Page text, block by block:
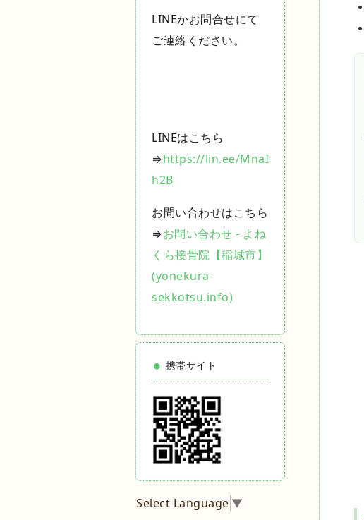
LINEかお問合せにて
ご連絡ください。
LINEはこちら
⇒https://lin.ee/MnaI
h2B
お問い合わせはこちら
⇒お問い合わせ - よね
くら接骨院【稲城市】
(yonekura-
sekkotsu.info)
携帯サイト
Select Language ▼